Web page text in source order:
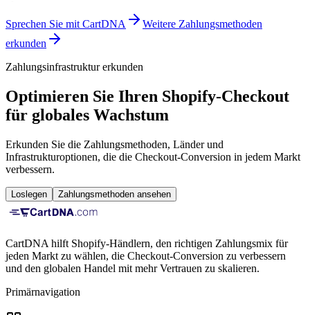
Sprechen Sie mit CartDNA
Weitere Zahlungsmethoden
erkunden
Zahlungsinfrastruktur erkunden
Optimieren Sie Ihren Shopify-Checkout
für globales Wachstum
Erkunden Sie die Zahlungsmethoden, Länder und
Infrastrukturoptionen, die die Checkout-Conversion in jedem Markt
verbessern.
Loslegen Zahlungsmethoden ansehen
CartDNA hilft Shopify-Händlern, den richtigen Zahlungsmix für
jeden Markt zu wählen, die Checkout-Conversion zu verbessern
und den globalen Handel mit mehr Vertrauen zu skalieren.
Primärnavigation